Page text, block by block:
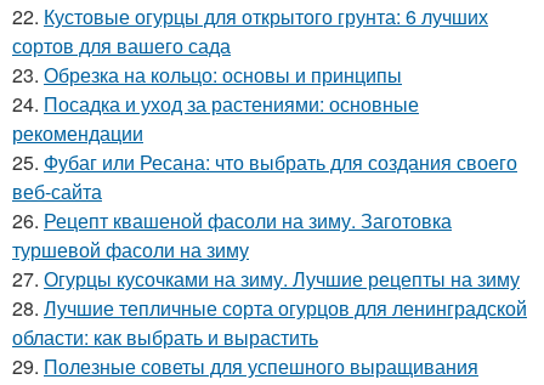
22. Кустовые огурцы для открытого грунта: 6 лучших
сортов для вашего сада
23. Обрезка на кольцо: основы и принципы
24. Посадка и уход за растениями: основные
рекомендации
25. Фубаг или Ресана: что выбрать для создания своего
веб-сайта
26. Рецепт квашеной фасоли на зиму. Заготовка
туршевой фасоли на зиму
27. Огурцы кусочками на зиму. Лучшие рецепты на зиму
28. Лучшие тепличные сорта огурцов для ленинградской
области: как выбрать и вырастить
29. Полезные советы для успешного выращивания